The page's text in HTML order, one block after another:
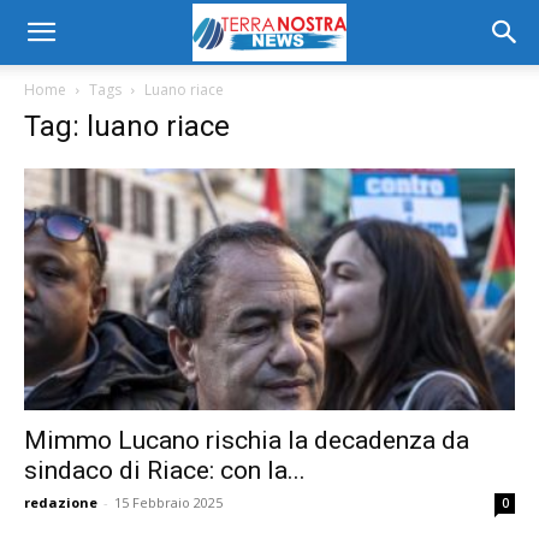
Home Tags Luano riace
Tag: luano riace
Mimmo Lucano rischia la decadenza da
sindaco di Riace: con la...
redazione - 15 Febbraio 2025 0